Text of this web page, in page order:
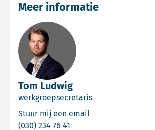
Tom Ludwig
werkgroepsecretaris
Stuur mij een email
(030) 234 76 41
Meer informatie